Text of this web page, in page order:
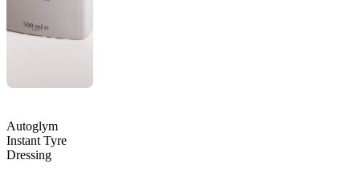
Autoglym
Instant Tyre
Dressing